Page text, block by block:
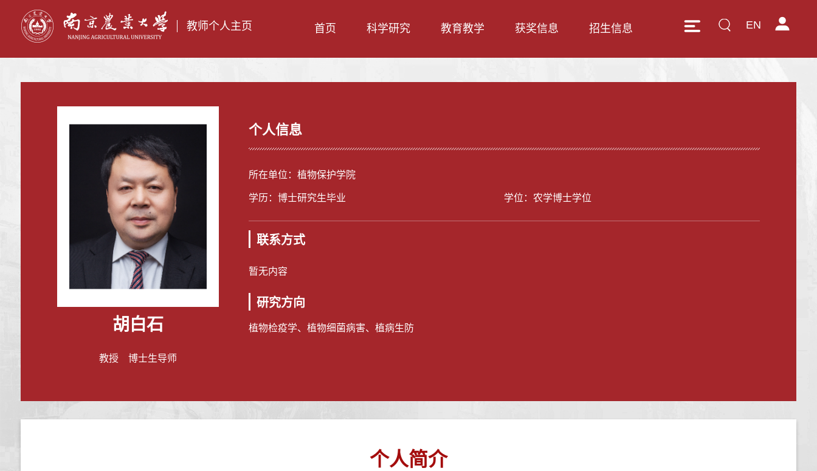
教师个人主页 EN
首页 科学研究 教育教学 获奖信息 招生信息
胡白石
教授 博士生导师
个人信息
所在单位：植物保护学院
学历：博士研究生毕业 学位：农学博士学位
联系方式
暂无内容
研究方向
植物检疫学、植物细菌病害、植病生防
个人简介